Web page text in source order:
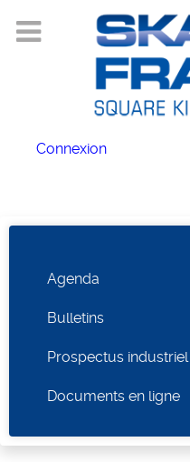
Connexion
Agenda
Bulletins
Prospectus industriel
Documents en ligne